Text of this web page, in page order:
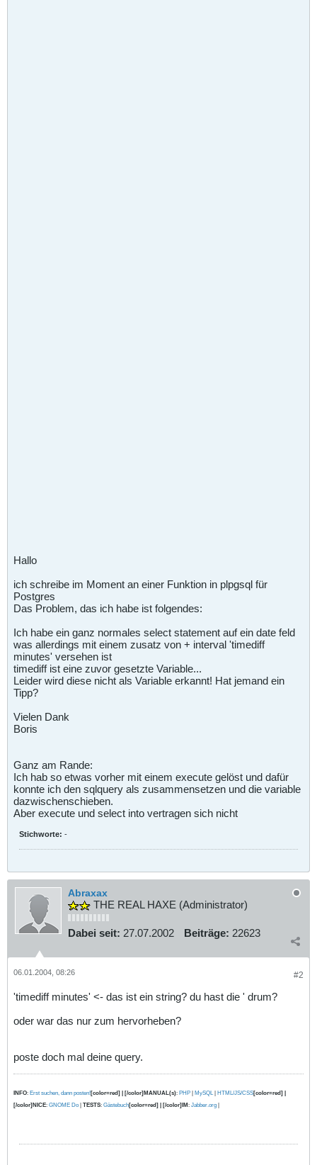
Hallo
ich schreibe im Moment an einer Funktion in plpgsql für
Postgres
Das Problem, das ich habe ist folgendes:
Ich habe ein ganz normales select statement auf ein date feld
was allerdings mit einem zusatz von + interval 'timediff
minutes' versehen ist
timediff ist eine zuvor gesetzte Variable...
Leider wird diese nicht als Variable erkannt! Hat jemand ein
Tipp?
Vielen Dank
Boris
Ganz am Rande:
Ich hab so etwas vorher mit einem execute gelöst und dafür
konnte ich den sqlquery als zusammensetzen und die variable
dazwischenschieben.
Aber execute und select into vertragen sich nicht
Stichworte: -
Abraxax
THE REAL HAXE (Administrator)
Dabei seit: 27.07.2002 Beiträge: 22623
#2
06.01.2004, 08:26
'timediff minutes' <- das ist ein string? du hast die ' drum?
oder war das nur zum hervorheben?
poste doch mal deine query.
INFO: Erst suchen, dann posten![color=red] | [/color]MANUAL(s): PHP | MySQL | HTML/JS/CSS[color=red] |
[/color]NICE: GNOME Do | TESTS: Gästebuch[color=red] | [/color]IM: Jabber.org |